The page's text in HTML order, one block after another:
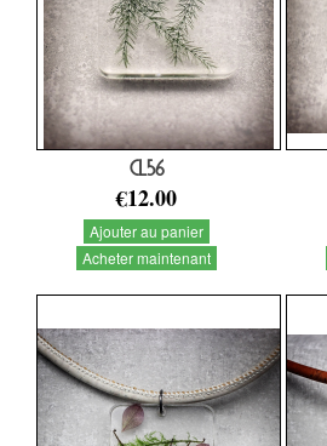
CL56
€12.00
Ajouter au panier
Acheter maintenant